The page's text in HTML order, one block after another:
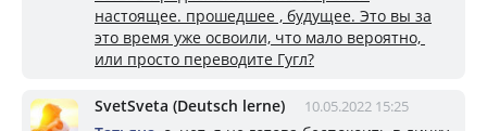
настоящее. прошедшее , будущее. Это вы за
это время уже освоили, что мало вероятно,
или просто переводите Гугл?
SvetSveta (Deutsch lerne) 10.05.2022 15:25